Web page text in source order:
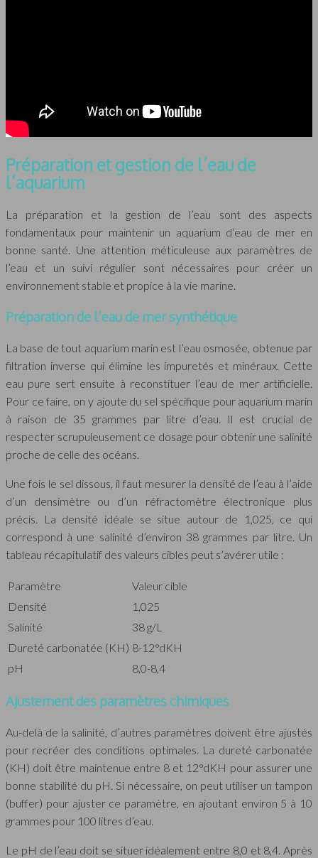
Préparation et gestion de l’eau de
l’aquarium
La préparation et la gestion de l’eau sont des aspects
fondamentaux pour maintenir un aquarium d’eau de mer en
bonne santé. Une attention méticuleuse aux paramètres de
l’eau et un suivi régulier sont nécessaires pour créer un
environnement stable et propice à la vie marine.
Préparation de l’eau de mer synthétique
La base de tout aquarium marin est l’eau osmosée, obtenue par
filtration inverse qui élimine les impuretés et minéraux. Cette
eau pure sert ensuite à reconstituer l’eau de mer artificielle.
Pour ce faire, on y ajoute du sel spécifique pour aquarium marin
à raison de 35 grammes par litre d’eau. Il est crucial de
respecter scrupuleusement ce dosage pour obtenir une salinité
proche de celle des océans.
Une fois le sel dissous, il faut mesurer la densité de l’eau à l’aide
d’un densimètre ou d’un réfractomètre électronique plus
précis. La densité idéale se situe autour de 1,025, ce qui
correspond à une salinité d’environ 38 grammes par litre. Un
tableau récapitulatif des valeurs cibles peut s’avérer utile :
Paramètre
Valeur cible
Densité
1,025
Salinité
38 g/L
Dureté carbonatée (KH) 8-12°dKH
pH
8,0-8,4
Ajustement des paramètres chimiques
Au-delà de la salinité, d’autres paramètres doivent être ajustés
pour recréer des conditions optimales. La dureté carbonatée
(KH) doit être maintenue entre 8 et 12°dKH pour assurer une
bonne stabilité du pH. Si nécessaire, on peut utiliser un tampon
(buffer) pour ajuster ce paramètre, en ajoutant environ 5 à 10
grammes pour 100 litres d’eau.
Le pH de l’eau doit se situer idéalement entre 8,0 et 8,4. Après